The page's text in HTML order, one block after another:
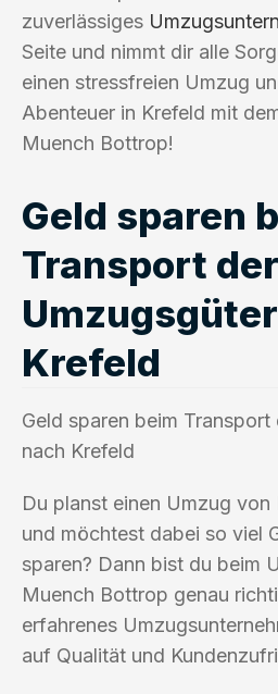
zuverlässiges
Seite und nimmt dir alle
einen stressfreien Umzug
Abenteuer in Krefeld mit
Muench Bottrop!
Geld sparen
Transport der
Krefeld
Geld sparen beim
nach Krefeld
Du planst einen Umzug
und möchtest dabei so viel
sparen? Dann bist du beim
Muench Bottrop genau
erfahrenes
auf Qualität und